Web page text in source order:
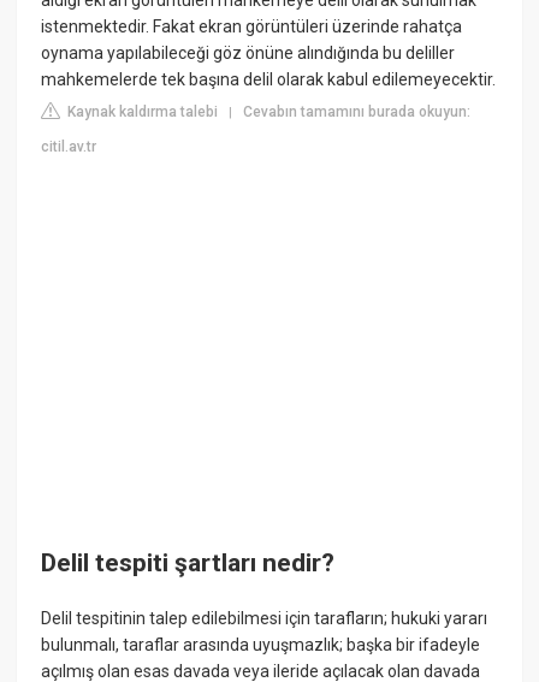
istenmektedir. Fakat ekran görüntüleri üzerinde rahatça
oynama yapılabileceği göz önüne alındığında bu deliller
mahkemelerde tek başına delil olarak kabul edilemeyecektir.
Kaynak kaldırma talebi |Cevabın tamamını burada okuyun:
citil.av.tr
Delil tespiti şartları nedir?
Delil tespitinin talep edilebilmesi için tarafların; hukuki yararı
bulunmalı, taraflar arasında uyuşmazlık; başka bir ifadeyle
açılmış olan esas davada veya ileride açılacak olan davada